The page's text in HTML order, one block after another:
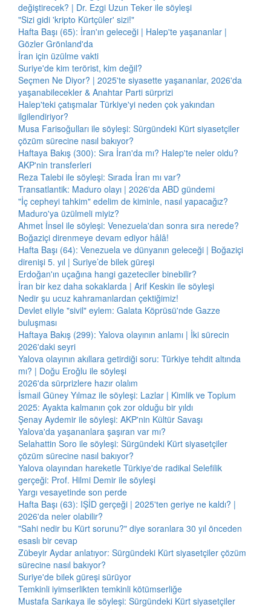
değiştirecek? | Dr. Ezgi Uzun Teker ile söyleşi
"Sizi gidi 'kripto Kürtçüler' sizi!"
Hafta Başı (65): İran'ın geleceği | Halep'te yaşananlar |
Gözler Grönland'da
İran için üzülme vakti
Suriye'de kim terörist, kim değil?
Seçmen Ne Diyor? | 2025'te siyasette yaşananlar, 2026'da
yaşanabilecekler & Anahtar Parti sürprizi
Halep'teki çatışmalar Türkiye'yi neden çok yakından
ilgilendiriyor?
Musa Farisoğulları ile söyleşi: Sürgündeki Kürt siyasetçiler
çözüm sürecine nasıl bakıyor?
Haftaya Bakış (300): Sıra İran'da mı? Halep'te neler oldu?
AKP'nin transferleri
Reza Talebi ile söyleşi: Sırada İran mı var?
Transatlantik: Maduro olayı | 2026'da ABD gündemi
"İç cepheyi tahkim" edelim de kiminle, nasıl yapacağız?
Maduro'ya üzülmeli miyiz?
Ahmet İnsel ile söyleşi: Venezuela'dan sonra sıra nerede?
Boğaziçi direnmeye devam ediyor hâlâ!
Hafta Başı (64): Venezuela ve dünyanın geleceği | Boğaziçi
direnişi 5. yıl | Suriye’de bilek güreşi
Erdoğan'ın uçağına hangi gazeteciler binebilir?
İran bir kez daha sokaklarda | Arif Keskin ile söyleşi
Nedir şu ucuz kahramanlardan çektiğimiz!
Devlet eliyle "sivil" eylem: Galata Köprüsü'nde Gazze
buluşması
Haftaya Bakış (299): Yalova olayının anlamı | İki sürecin
2026'daki seyri
Yalova olayının akıllara getirdiği soru: Türkiye tehdit altında
mı? | Doğu Eroğlu ile söyleşi
2026'da sürprizlere hazır olalım
İsmail Güney Yılmaz ile söyleşi: Lazlar | Kimlik ve Toplum
2025: Ayakta kalmanın çok zor olduğu bir yıldı
Şenay Aydemir ile söyleşi: AKP'nin Kültür Savaşı
Yalova'da yaşananlara şaşıran var mı?
Selahattin Soro ile söyleşi: Sürgündeki Kürt siyasetçiler
çözüm sürecine nasıl bakıyor?
Yalova olayından hareketle Türkiye'de radikal Selefilik
gerçeği: Prof. Hilmi Demir ile söyleşi
Yargı vesayetinde son perde
Hafta Başı (63): IŞİD gerçeği | 2025'ten geriye ne kaldı? |
2026'da neler olabilir?
"Sahi nedir bu Kürt sorunu?" diye soranlara 30 yıl önceden
esaslı bir cevap
Zübeyir Aydar anlatıyor: Sürgündeki Kürt siyasetçiler çözüm
sürecine nasıl bakıyor?
Suriye'de bilek güreşi sürüyor
Temkinli iyimserlikten temkinli kötümserliğe
Mustafa Sarıkaya ile söyleşi: Sürgündeki Kürt siyasetçiler